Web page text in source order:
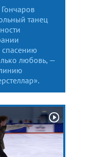
танец
спасению
любовь, —